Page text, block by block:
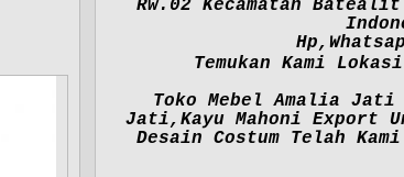
Rw.02 Kecamatan
Temukan Kami
Toko Mebel Amalia Jati
Jati,Kayu Mahoni Export
Desain Costum Telah